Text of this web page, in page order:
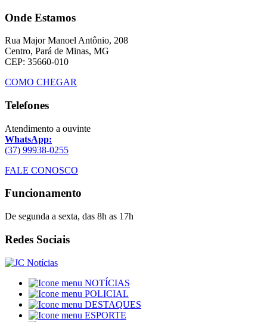
Onde Estamos
Rua Major Manoel Antônio, 208
Centro, Pará de Minas, MG
CEP: 35660-010
COMO CHEGAR
Telefones
Atendimento a ouvinte
WhatsApp:
(37) 99938-0255
FALE CONOSCO
Funcionamento
De segunda a sexta, das 8h as 17h
Redes Sociais
NOTÍCIAS
POLICIAL
DESTAQUES
ESPORTE